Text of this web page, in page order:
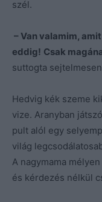
szél.
– Van valamim,
eddig! Csak
suttogta
Hedvig kék szeme
vize. Aranyban
pult alól egy
világ
A nagymama
és kérdezés nélkül